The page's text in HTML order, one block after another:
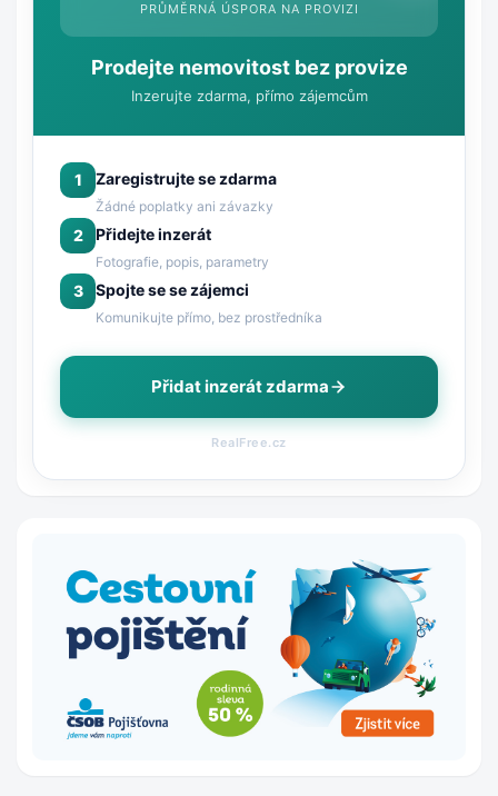
PRŮMĚRNÁ ÚSPORA NA PROVIZI
Prodejte nemovitost bez provize
Inzerujte zdarma, přímo zájemcům
1 Zaregistrujte se zdarma
Žádné poplatky ani závazky
2 Přidejte inzerát
Fotografie, popis, parametry
3 Spojte se se zájemci
Komunikujte přímo, bez prostředníka
Přidat inzerát zdarma
RealFree.cz